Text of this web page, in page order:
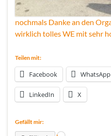
nochmals Danke an den
wirklich tolles WE mit sehr
Teilen mit:
Facebook WhatsApp
LinkedIn X
Gefällt mir: